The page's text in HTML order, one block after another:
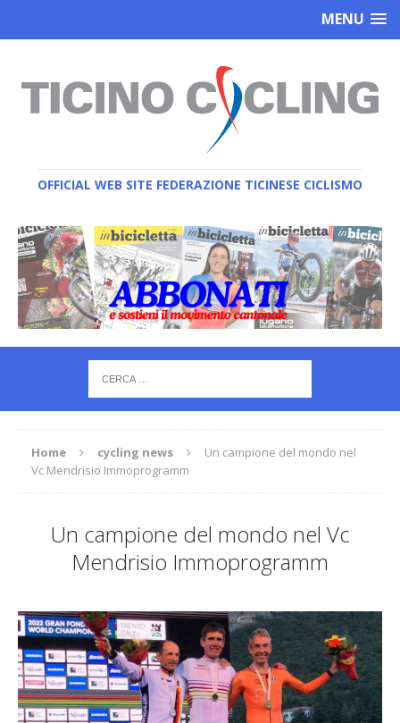
MENU
OFFICIAL WEB SITE FEDERAZIONE TICINESE CICLISMO
Home cycling news
Un campione del mondo nel
Vc Mendrisio Immoprogramm
Un campione del mondo nel Vc
Mendrisio Immoprogramm